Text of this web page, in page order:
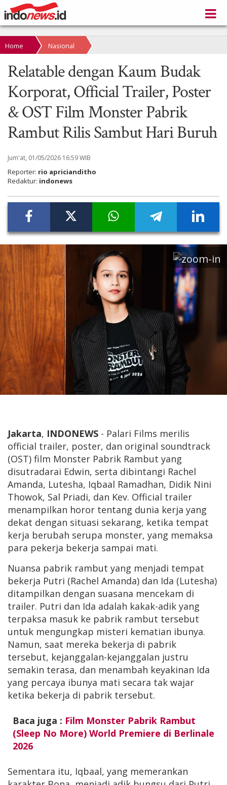
Home Nasional
Relatable dengan Kaum Budak
Korporat, Official Trailer, Poster
& OST Film Monster Pabrik
Rambut Rilis Sambut Hari Buruh
Jum'at, 01/05/2026 16:59 WIB
Reporter: rio apricianditho
Redaktur: indonews
Jakarta, INDONEWS - Palari Films merilis
official trailer, poster, dan original soundtrack
(OST) film Monster Pabrik Rambut yang
disutradarai Edwin, serta dibintangi Rachel
Amanda, Lutesha, Iqbaal Ramadhan, Didik Nini
Thowok, Sal Priadi, dan Kev. Official trailer
menampilkan horor tentang dunia kerja yang
dekat dengan situasi sekarang, ketika tempat
kerja berubah serupa monster, yang memaksa
para pekerja bekerja sampai mati.
Nuansa pabrik rambut yang menjadi tempat
bekerja Putri (Rachel Amanda) dan Ida (Lutesha)
ditampilkan dengan suasana mencekam di
trailer. Putri dan Ida adalah kakak-adik yang
terpaksa masuk ke pabrik rambut tersebut
untuk mengungkap misteri kematian ibunya.
Namun, saat mereka bekerja di pabrik
tersebut, kejanggalan-kejanggalan justru
semakin terasa, dan menambah keyakinan Ida
yang percaya ibunya mati secara tak wajar
ketika bekerja di pabrik tersebut.
Baca juga : Film Monster Pabrik Rambut
(Sleep No More) World Premiere di Berlinale
2026
Sementara itu, Iqbaal, yang memerankan